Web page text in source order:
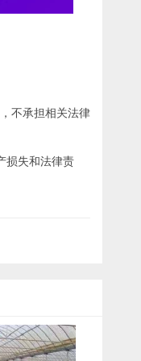
不承担相关法律
损失和法律责